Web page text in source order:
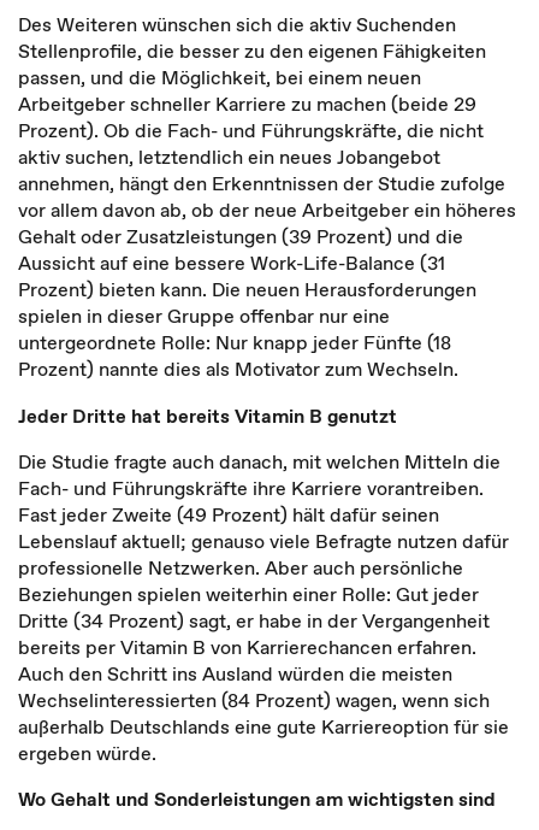
Des Weiteren wünschen sich die aktiv Suchenden
Stellenprofile, die besser zu den eigenen Fähigkeiten
passen, und die Möglichkeit, bei einem neuen
Arbeitgeber schneller Karriere zu machen (beide 29
Prozent). Ob die Fach- und Führungskräfte, die nicht
aktiv suchen, letztendlich ein neues Jobangebot
annehmen, hängt den Erkenntnissen der Studie zufolge
vor allem davon ab, ob der neue Arbeitgeber ein höheres
Gehalt oder Zusatzleistungen (39 Prozent) und die
Aussicht auf eine bessere Work-Life-Balance (31
Prozent) bieten kann. Die neuen Herausforderungen
spielen in dieser Gruppe offenbar nur eine
untergeordnete Rolle: Nur knapp jeder Fünfte (18
Prozent) nannte dies als Motivator zum Wechseln.
Jeder Dritte hat bereits Vitamin B genutzt
Die Studie fragte auch danach, mit welchen Mitteln die
Fach- und Führungskräfte ihre Karriere vorantreiben.
Fast jeder Zweite (49 Prozent) hält dafür seinen
Lebenslauf aktuell; genauso viele Befragte nutzen dafür
professionelle Netzwerken. Aber auch persönliche
Beziehungen spielen weiterhin einer Rolle: Gut jeder
Dritte (34 Prozent) sagt, er habe in der Vergangenheit
bereits per Vitamin B von Karrierechancen erfahren.
Auch den Schritt ins Ausland würden die meisten
Wechselinteressierten (84 Prozent) wagen, wenn sich
außerhalb Deutschlands eine gute Karriereoption für sie
ergeben würde.
Wo Gehalt und Sonderleistungen am wichtigsten sind